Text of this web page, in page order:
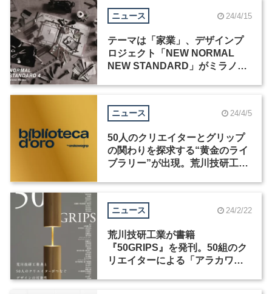
ニュース 24/4/15
テーマは「家業」、デザインプ
ロジェクト「NEW NORMAL
NEW STANDARD」がミラノデ
ニュース 24/4/5
50人のクリエイターとグリップ
の関わりを探求する“黄金のライ
ブラリー”が出現。荒川技研工業
ニュース 24/2/22
荒川技研工業が書籍
『50GRIPS』を発刊。50組のク
リエイターによる「アラカワグ